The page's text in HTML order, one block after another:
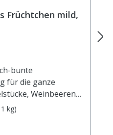
Früchtchen mild,
bunte
für die ganze
Weinbeeren,
Rote
kg)